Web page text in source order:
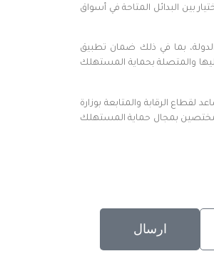
بين البدائل المتاحة في أسواق
بما في ذلك ضمان تطبيق
والمتصلة بحماية المستهلك
الرقابة والمتابعة بوزارة
بمجال حماية المستهلك
ارسال